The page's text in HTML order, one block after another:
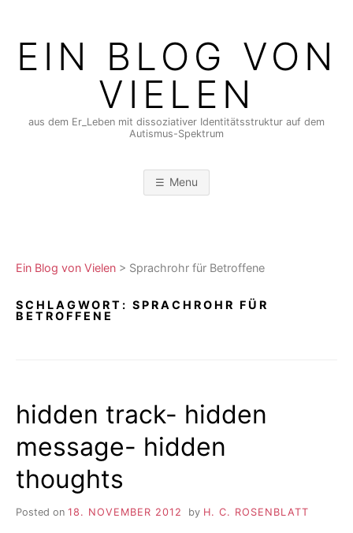
contentEIN BLOG VON
VIELEN
aus dem Er_Leben mit dissoziativer Identitätsstruktur auf dem
Autismus-Spektrum
Menu
Ein Blog von Vielen > Sprachrohr für Betroffene
SCHLAGWORT: SPRACHROHR FÜR
BETROFFENE
hidden track- hidden
message- hidden
thoughts
Posted on 18. NOVEMBER 2012 by H. C. ROSENBLATT